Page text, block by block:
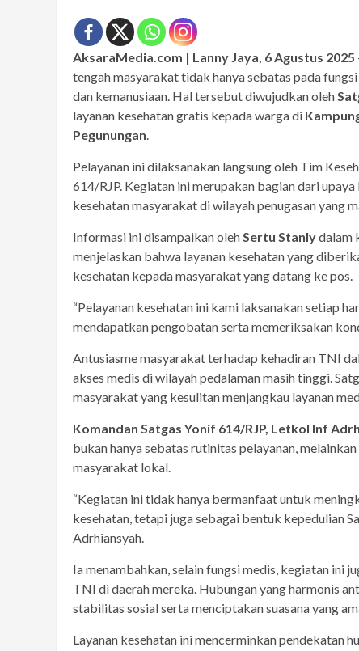
AksaraMedia.com | Lanny Jaya, 6 Agustus 2025
tengah masyarakat tidak hanya sebatas pada
dan kemanusiaan. Hal tersebut diwujudkan oleh
layanan kesehatan gratis kepada warga di
Pegunungan
Pelayanan ini dilaksanakan langsung oleh Tim
614/RJP. Kegiatan ini merupakan bagian dari
kesehatan masyarakat di wilayah penugasan yang
Informasi ini disampaikan oleh Sertu Stanlydalam
menjelaskan bahwa layanan kesehatan yang
kesehatan kepada masyarakat yang datang ke pos.
“Pelayanan kesehatan ini kami laksanakan setiap
mendapatkan pengobatan serta memeriksakan
Antusiasme masyarakat terhadap kehadiran TNI
akses medis di wilayah pedalaman masih tinggi.
masyarakat yang kesulitan menjangkau layanan
Komandan Satgas Yonif 614/RJP, Letkol Inf
bukan hanya sebatas rutinitas pelayanan,
masyarakat lokal.
“Kegiatan ini tidak hanya bermanfaat untuk
kesehatan, tetapi juga sebagai bentuk kepedulian
Adrhiansyah.
Ia menambahkan, selain fungsi medis, kegiatan ini
TNI di daerah mereka. Hubungan yang harmonis
stabilitas sosial serta menciptakan suasana yang
Layanan kesehatan ini mencerminkan pendekatan